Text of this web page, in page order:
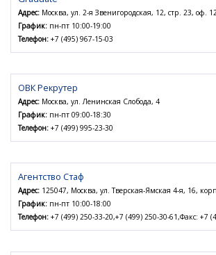
Адрес: Москва, ул. 2-я Звенигородская, 12, стр. 23, оф.
График: пн-пт 10:00-19:00
Телефон: +7 (495) 967-15-03
ОВК Рекрутер
Адрес: Москва, ул. Ленинская Слобода, 4
График: пн-пт 09:00-18:30
Телефон: +7 (499) 995-23-30
Агентство Стаф
Адрес: 125047, Москва, ул. Тверская-Ямская 4-я, 16,
График: пн-пт 10:00-18:00
Телефон: +7 (499) 250-33-20,+7 (499) 250-30-61,Факс: +7